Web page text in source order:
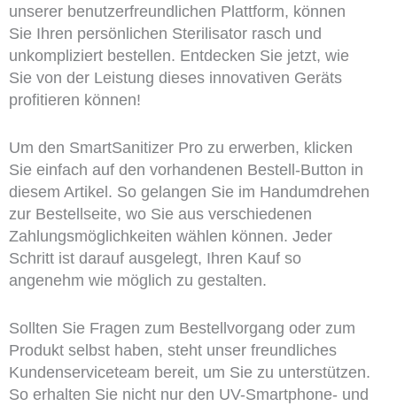
unserer benutzerfreundlichen Plattform, können
Sie Ihren persönlichen Sterilisator rasch und
unkompliziert bestellen. Entdecken Sie jetzt, wie
Sie von der Leistung dieses innovativen Geräts
profitieren können!
Um den SmartSanitizer Pro zu erwerben, klicken
Sie einfach auf den vorhandenen Bestell-Button in
diesem Artikel. So gelangen Sie im Handumdrehen
zur Bestellseite, wo Sie aus verschiedenen
Zahlungsmöglichkeiten wählen können. Jeder
Schritt ist darauf ausgelegt, Ihren Kauf so
angenehm wie möglich zu gestalten.
Sollten Sie Fragen zum Bestellvorgang oder zum
Produkt selbst haben, steht unser freundliches
Kundenserviceteam bereit, um Sie zu unterstützen.
So erhalten Sie nicht nur den UV-Smartphone- und